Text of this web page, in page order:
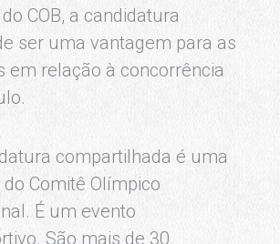
COB, a candidatura
ser uma vantagem para as
em relação à concorrência
compartilhada é uma
Comitê Olímpico
É um evento
. São mais de 30